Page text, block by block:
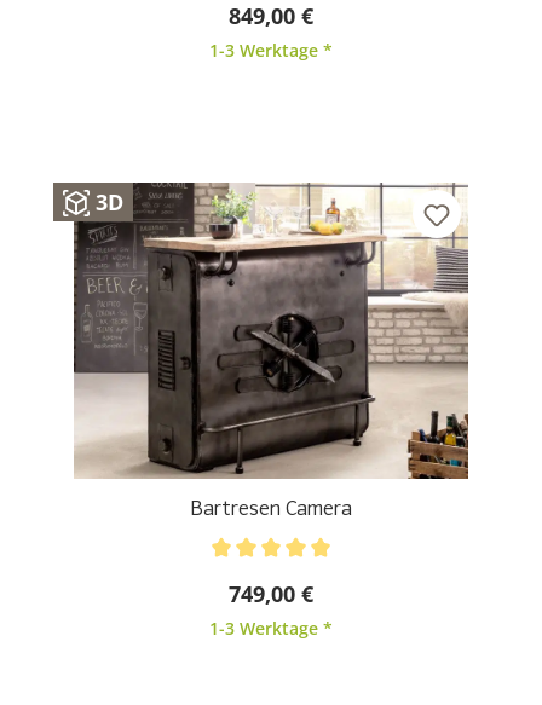
849,00 €
1-3 Werktage *
3D
Bartresen Camera
749,00 €
1-3 Werktage *